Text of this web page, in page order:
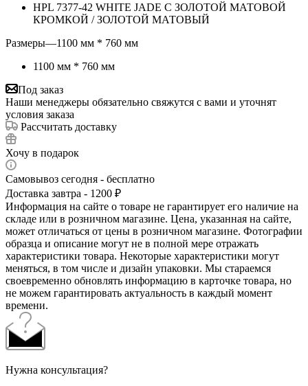
HPL 7377-42 WHITE JADE С ЗОЛОТОЙ МАТОВОЙ
КРОМКОЙ / ЗОЛОТОЙ МАТОВЫЙ
Размеры—1100 мм * 760 мм
1100 мм * 760 мм
Под заказ
Наши менеджеры обязательно свяжутся с вами и уточнят
условия заказа
Рассчитать доставку
Хочу в подарок
Самовывоз сегодня - бесплатно
Доставка завтра - 1200 ₽
Информация на сайте о товаре не гарантирует его наличие на
складе или в розничном магазине. Цена, указанная на сайте,
может отличаться от цены в розничном магазине. Фотографии
образца и описание могут не в полной мере отражать
характеристики товара. Некоторые характеристики могут
меняться, в том числе и дизайн упаковки. Мы стараемся
своевременно обновлять информацию в карточке товара, но
не можем гарантировать актуальность в каждый момент
времени.
Нужна консультация?